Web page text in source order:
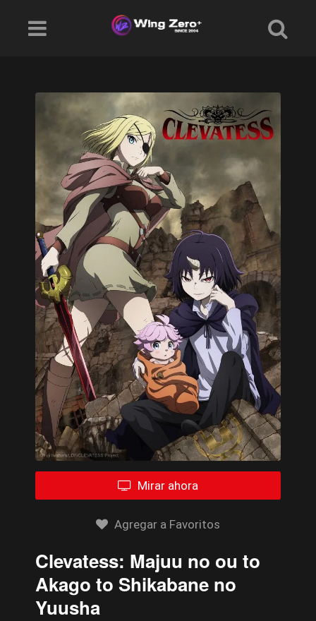
Mirar ahora
Agregar a Favoritos
Clevatess: Majuu no ou to
Akago to Shikabane no
Yuusha